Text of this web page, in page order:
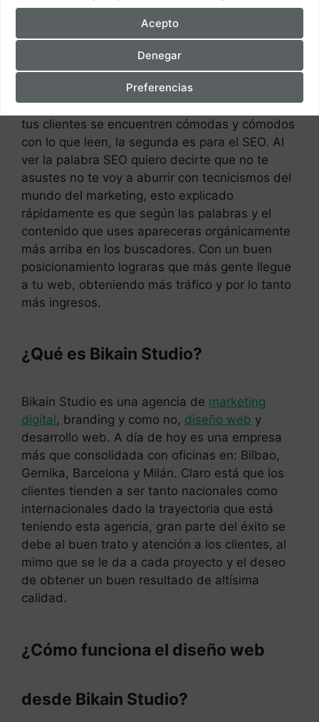
Acepto
Denegar
Preferencias
como ya te hemos dicho antes de esto también
que preocuparte de nada.
El contenido de una web es muy importante por
dos principales razones, la primera es para que
tus clientes se encuentren cómodas y cómodos
con lo que leen, la segunda es para el SEO. Al
ver la palabra SEO quiero decirte que no te
asustes no te voy a aburrir con tecnicismos del
mundo del marketing, esto explicado
rápidamente es que según las palabras y el
contenido que uses apareceras orgánicamente
más arriba en los buscadores. Con un buen
posicionamiento lograras que más gente llegue
a tu web, obteniendo más tráfico y por lo tanto
más ingresos.
¿Qué es Bikain Studio?
Bikain Studio es una agencia de marketing
digital, branding y como no, diseño web y
desarrollo web. A día de hoy es una empresa
más que consolidada con oficinas en: Bilbao,
Gernika, Barcelona y Milán. Claro está que los
clientes tienden a ser tanto nacionales como
internacionales dado la trayectoria que está
teniendo esta agencia, gran parte del éxito se
debe al buen trato y atención a los clientes, al
mimo que se le da a cada proyecto y el deseo
de obtener un buen resultado de altísima
calidad.
¿Cómo funciona el diseño web
desde Bikain Studio?